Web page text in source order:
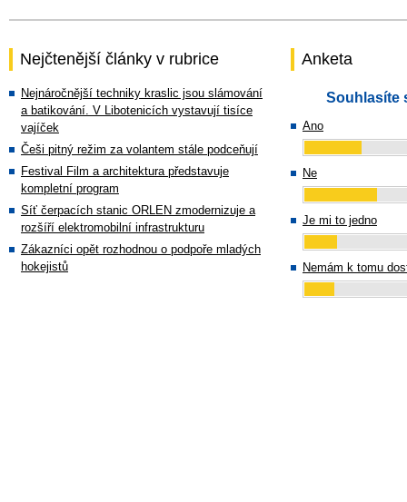
Nejčtenější články v rubrice
Nejnáročnější techniky kraslic jsou slámování
a batikování. V Libotenicích vystavují tisíce
vajíček
Češi pitný režim za volantem stále podceňují
Festival Film a architektura představuje
kompletní program
Síť čerpacích stanic ORLEN zmodernizuje a
rozšíří elektromobilní infrastrukturu
Zákazníci opět rozhodnou o podpoře mladých
hokejistů
Anketa
Souhlasíte
Ano
Ne
Je mi to jedno
Nemám k tomu